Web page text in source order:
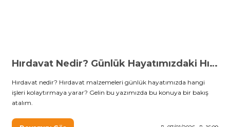
Hırdavat Nedir? Günlük Hayatımızdaki Hırdavat Malzemeleri Nelerdir?
Hırdavat nedir? Hırdavat malzemeleri günlük hayatımızda hangi
işleri kolaytırmaya yarar? Gelin bu yazımızda bu konuya bir bakış
atalım.